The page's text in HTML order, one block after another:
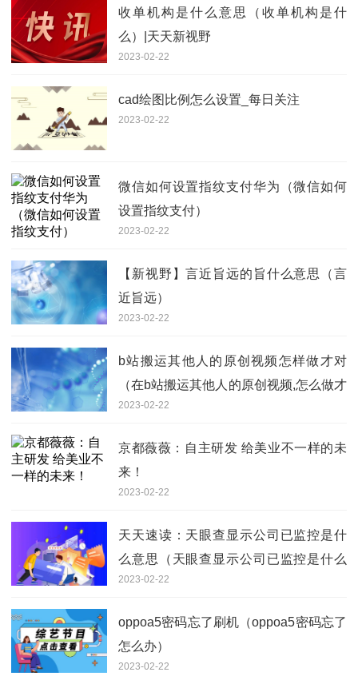
收单机构是什么意思（收单机构是什
么）|天天新视野
2023-02-22
cad绘图比例怎么设置_每日关注
2023-02-22
微信如何设置指纹支付华为（微信如何
设置指纹支付）
2023-02-22
【新视野】言近旨远的旨什么意思（言
近旨远）
2023-02-22
b站搬运其他人的原创视频怎样做才对
（在b站搬运其他人的原创视频,怎么做才
对）_全球聚焦
2023-02-22
京都薇薇：自主研发 给美业不一样的未
来！
2023-02-22
天天速读：天眼查显示公司已监控是什
么意思（天眼查显示公司已监控是什么
意思）
2023-02-22
oppoa5密码忘了刷机（oppoa5密码忘了
怎么办）
2023-02-22